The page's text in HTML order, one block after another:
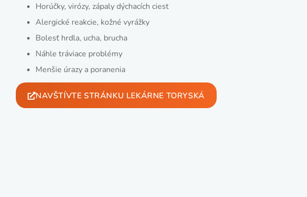
Horúčky, virózy, zápaly dýchacích ciest
Alergické reakcie, kožné vyrážky
Bolesť hrdla, ucha, brucha
Náhle tráviace problémy
Menšie úrazy a poranenia
NAVŠTÍVTE STRÁNKU LEKÁRNE TORYSKÁ